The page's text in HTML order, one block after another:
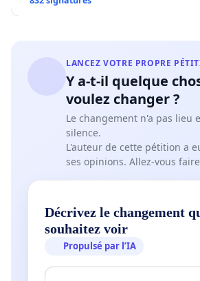
LANCEZ VOTRE PROPRE
Y a-t-il quelque
voulez changer ?
Le changement n'a pas lieu
silence.
L'auteur de cette pétition a
ses opinions. Allez-vous
Décrivez le changement
souhaitez voir
Propulsé par l’IA